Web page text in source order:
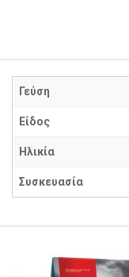
Γεύση
Είδος
Ηλικία
Συσκευασία